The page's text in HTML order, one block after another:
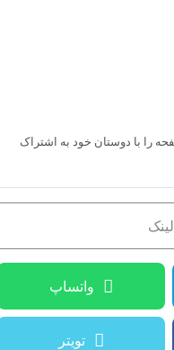
را با دوستان خود به اشتراک
واتساپ
تویتر